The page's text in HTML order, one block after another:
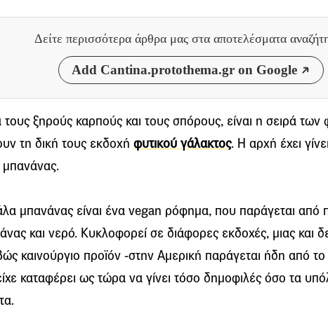
Δείτε περισσότερα άρθρα μας στα αποτελέσματα
Add Cantina.protothema.gr on Google
ξηρούς καρπούς και τους σπόρους, είναι η σειρά
τη δική τους εκδοχή φυτικού γάλακτος. Η αρχή έχει
μπανάνας είναι ένα vegan ρόφημα, που παράγεται από
και νερό. Κυκλοφορεί σε διάφορες εκδοχές, μιας και
καινούργιο προϊόν -στην Αμερική παράγεται ήδη από
καταφέρει ως τώρα να γίνει τόσο δημοφιλές όσο τα